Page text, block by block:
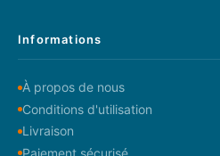
Informations
À propos de nous
Conditions d'utilisation
Livraison
Paiement sécurisé